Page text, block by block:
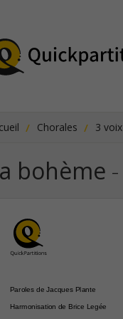
Chorales 3 voix
bohème -
Paroles de Jacques Plante
Harmonisation de Brice Legée